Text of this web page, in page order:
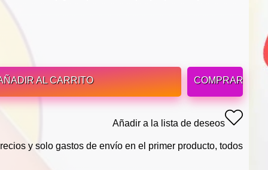
AL CARRITO
COMPRAR
Añadir a la lista de deseos
y solo gastos de envío en el primer producto, todos